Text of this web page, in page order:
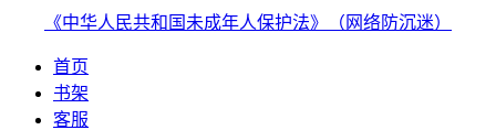
《中华人民共和国未成年人保护法》（网络防沉迷）
首页
书架
客服